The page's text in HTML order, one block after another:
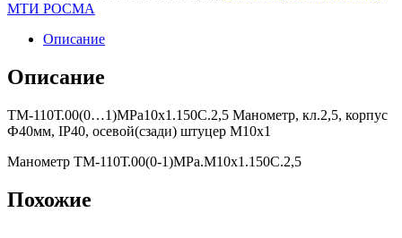
МТИ РОСМА
Описание
Описание
ТМ-110Т.00(0…1)MPa10х1.150С.2,5 Манометр, кл.2,5, корпус
Ф40мм, IP40, осевой(сзади) штуцер М10х1
Манометр ТМ-110Т.00(0-1)MPa.М10х1.150С.2,5
Похожие